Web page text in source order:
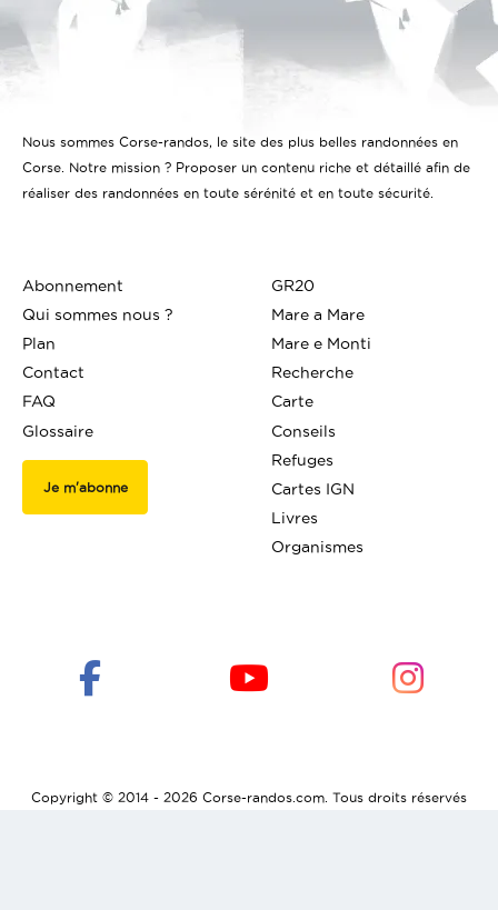
Nous sommes Corse-randos, le site des plus belles randonnées en
Corse. Notre mission ? Proposer un contenu riche et détaillé afin de
réaliser des randonnées en toute sérénité et en toute sécurité.
Abonnement
Qui sommes nous ?
Plan
Contact
FAQ
Glossaire
Je m'abonne
GR20
Mare a Mare
Mare e Monti
Recherche
Carte
Conseils
Refuges
Cartes IGN
Livres
Organismes
Copyright © 2014 - 2026 Corse-randos.com. Tous droits réservés